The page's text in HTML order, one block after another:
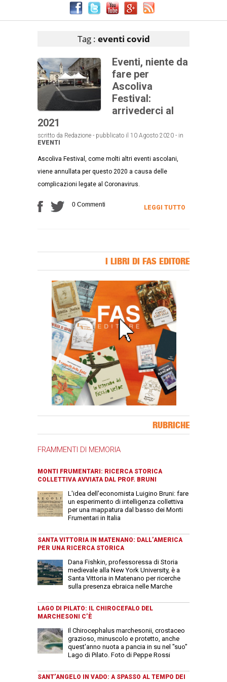
Tag : eventi covid
Eventi, niente da
fare per
Ascoliva
Festival:
arrivederci al
2021
scritto da Redazione - pubblicato il 10 Agosto 2020 - in
EVENTI
Ascoliva Festival, come molti altri eventi ascolani,
viene annullata per questo 2020 a causa delle
complicazioni legate al Coronavirus.
0 Commenti LEGGI TUTTO
I LIBRI DI FAS EDITORE
RUBRICHE
FRAMMENTI DI MEMORIA
MONTI FRUMENTARI: RICERCA STORICA
COLLETTIVA AVVIATA DAL PROF. BRUNI
L'idea dell'economista Luigino Bruni: fare
un esperimento di intelligenza collettiva
per una mappatura dal basso dei Monti
Frumentari in Italia
SANTA VITTORIA IN MATENANO: DALL’AMERICA
PER UNA RICERCA STORICA
Dana Fishkin, professoressa di Storia
medievale alla New York University, è a
Santa Vittoria in Matenano per ricerche
sulla presenza ebraica nelle Marche
LAGO DI PILATO: IL CHIROCEFALO DEL
MARCHESONI C’È
Il Chirocephalus marchesonii, crostaceo
grazioso, minuscolo e protetto, anche
quest'anno nuota a pancia in su nel "suo"
Lago di Pilato. Foto di Peppe Rossi
SANT’ANGELO IN VADO: A SPASSO AL TEMPO DEI